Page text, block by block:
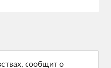
сообщит о